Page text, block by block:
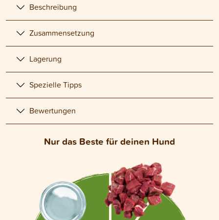
Beschreibung
Zusammensetzung
Lagerung
Spezielle Tipps
Bewertungen
Nur das Beste für deinen Hund